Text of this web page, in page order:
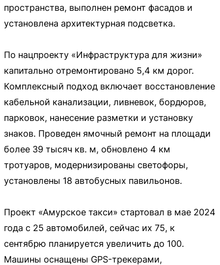
пространства, выполнен ремонт фасадов и
установлена архитектурная подсветка.
По нацпроекту «Инфраструктура для жизни»
капитально отремонтировано 5,4 км дорог.
Комплексный подход включает восстановление
кабельной канализации, ливневок, бордюров,
парковок, нанесение разметки и установку
знаков. Проведен ямочный ремонт на площади
более 39 тысяч кв. м, обновлено 4 км
тротуаров, модернизированы светофоры,
установлены 18 автобусных павильонов.
Проект «Амурское такси» стартовал в мае 2024
года с 25 автомобилей, сейчас их 75, к
сентябрю планируется увеличить до 100.
Машины оснащены GPS-трекерами,